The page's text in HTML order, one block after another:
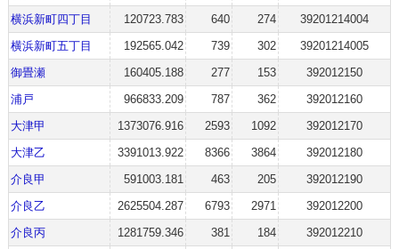
横浜新町四丁目
120723.783 640 274
39201214004
横浜新町五丁目
192565.042 739 302
39201214005
御畳瀬
160405.188 277 153
392012150
浦戸
966833.209 787 362
392012160
大津甲
1373076.916 2593 1092
392012170
大津乙
3391013.922 8366 3864
392012180
介良甲
591003.181 463 205
392012190
介良乙
2625504.287 6793 2971
392012200
介良丙
1281759.346 381 184
392012210